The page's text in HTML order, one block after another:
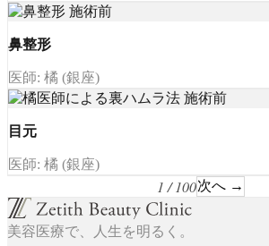
鼻整形
医師: 橘 (銀座)
目元
医師: 橘 (銀座)
1 / 100次へ →
美容医療で、人生を明るく。